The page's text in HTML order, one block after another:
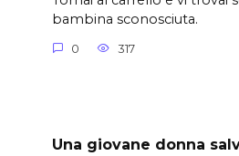
bambina sconosciuta.
0 317
Una giovane donna